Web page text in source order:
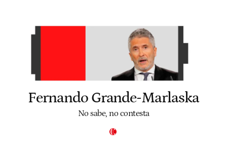
Fernando Grande-Marlaska
No sabe, no contesta